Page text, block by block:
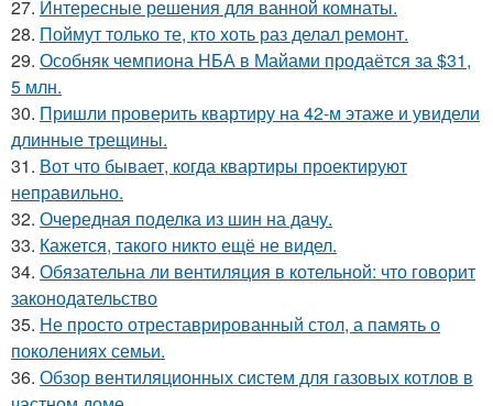
27. Интересные решения для ванной комнаты.
28. Поймут только те, кто хоть раз делал ремонт.
29. Особняк чемпиона НБА в Майами продаётся за $31,
5 млн.
30. Пришли проверить квартиру на 42-м этаже и увидели
длинные трещины.
31. Вот что бывает, когда квартиры проектируют
неправильно.
32. Очередная поделка из шин на дачу.
33. Кажется, такого никто ещё не видел.
34. Обязательна ли вентиляция в котельной: что говорит
законодательство
35. Не просто отреставрированный стол, а память о
поколениях семьи.
36. Обзор вентиляционных систем для газовых котлов в